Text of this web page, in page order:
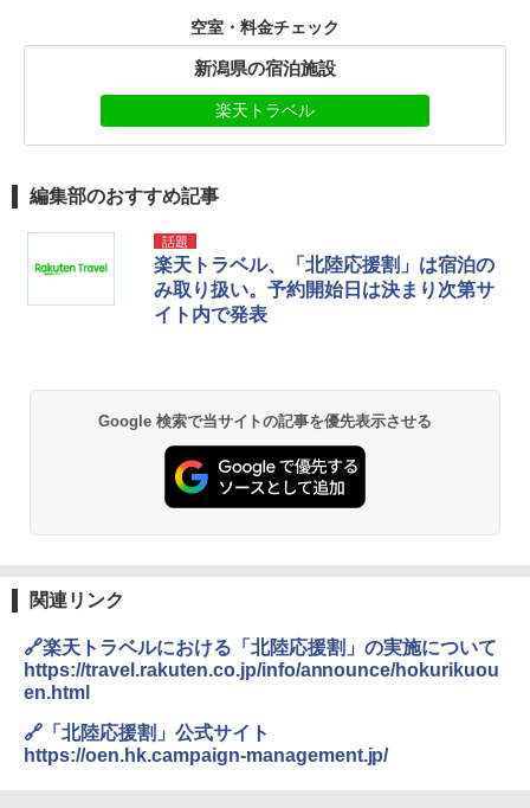
空室・料金チェック
新潟県の宿泊施設
楽天トラベル
編集部のおすすめ記事
話題
楽天トラベル、「北陸応援割」は宿泊の
み取り扱い。予約開始日は決まり次第サ
イト内で発表
Google 検索で当サイトの記事を優先表示させる
関連リンク
🔗楽天トラベルにおける「北陸応援割」の実施について
https://travel.rakuten.co.jp/info/announce/hokurikuou
en.html
🔗「北陸応援割」公式サイト
https://oen.hk.campaign-management.jp/